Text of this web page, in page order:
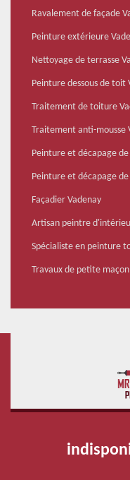
Ravalement de façade
Peinture extérieure
Nettoyage de terrasse
Peinture dessous de toit
Traitement de toiture
Traitement anti-mousse
Peinture et décapage
Peinture et décapage
Façadier Vadenay
Artisan peintre
Spécialiste en peinture
Travaux de petite